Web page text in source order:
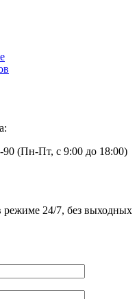
90 (Пн-Пт, с 9:00 до 18:00)
24/7, без выходных